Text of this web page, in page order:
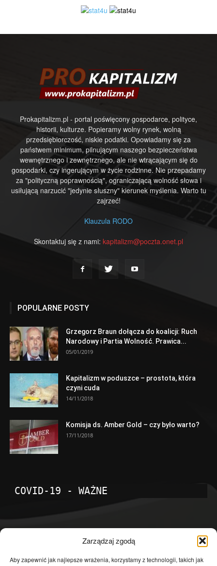
Zarządzaj zgodą
Aby zapewnić jak najlepsze wrażenia, korzystamy z technologii, takich jak
Prokapitalizm.pl - portal poświęcony gospodarce, polityce,
historii, kulturze. Popieramy wolny rynek, wolną
przedsiębiorczość, niskie podatki. Opowiadamy się za
państwem minimum, pilnującym naszego bezpieczeństwa
wewnętrznego i zewnętrznego, ale nie wtrącającym się do
gospodarki, czy ingerującym w życie rodzinne. Nie przepadamy
za "polityczną poprawnością", ograniczającą wolność słowa i
usiłującą narzucić "jedynie słuszny" kierunek myślenia. Warto tu
zajrzeć!
Klauzula RODO
Skontaktuj się z nami: kapitalizm@poczta.onet.pl
POPULARNE POSTY
Grzegorz Braun dołącza do koalicji: Ruch
Narodowy i Partia Wolność. Prawica...
05/01/2019
Kapitalizm w poduszce – prostota, która
czyni cuda
14/11/2018
Komisja ds. Amber Gold – czy było warto?
17/11/2018
COVID-19 - WAŻNE
Temat dnia 4601